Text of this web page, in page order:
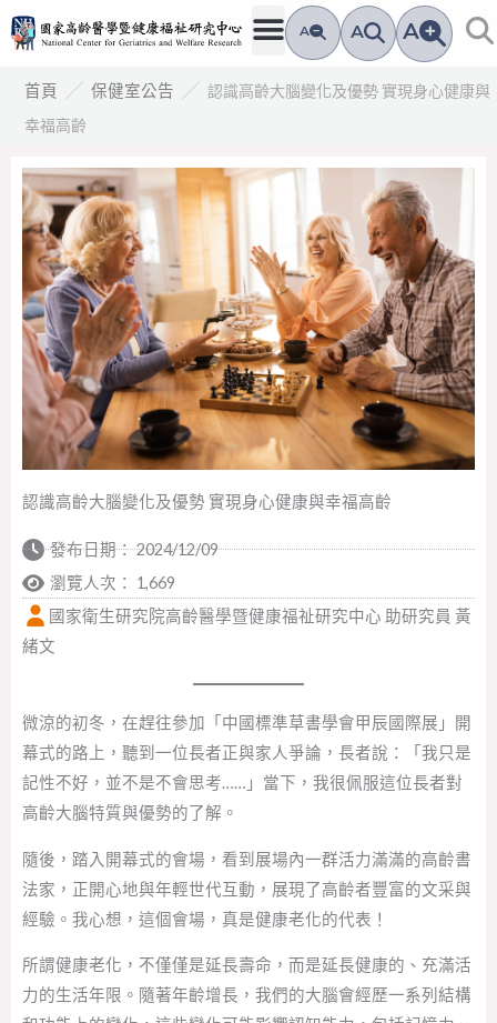
跳
至
A A A
首頁 ／ 保健室公告 ／ 認識高齡大腦變化及優勢 實現身心健康與
幸福高齡
認識高齡大腦變化及優勢 實現身心健康與幸福高齡
發布日期：2024/12/09
瀏覽人次： 1,669
國家衛生研究院高齡醫學暨健康福祉研究中心 助研究員 黃
緒文
微涼的初冬，在趕往參加「中國標準草書學會甲辰國際展」開
幕式的路上，聽到一位長者正與家人爭論，長者說：「我只是
記性不好，並不是不會思考……」當下，我很佩服這位長者對
高齡大腦特質與優勢的了解。
隨後，踏入開幕式的會場，看到展場內一群活力滿滿的高齡書
法家，正開心地與年輕世代互動，展現了高齡者豐富的文采與
經驗。我心想，這個會場，真是健康老化的代表！
所謂健康老化，不僅僅是延長壽命，而是延長健康的、充滿活
力的生活年限。隨著年齡增長，我們的大腦會經歷一系列結構